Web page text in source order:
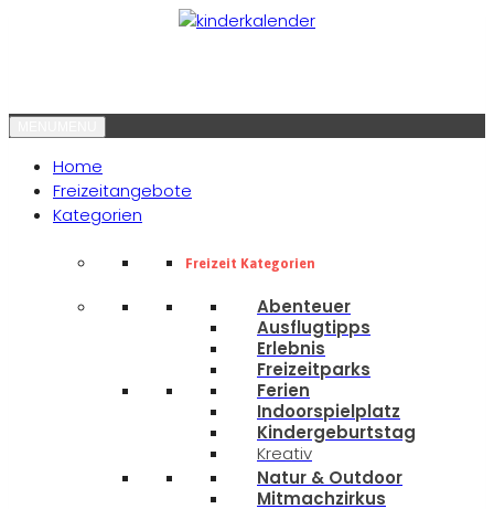
Home
Freizeitangebote
Kategorien
Freizeit Kategorien
Abenteuer
Ausflugtipps
Erlebnis
Freizeitparks
Ferien
Indoorspielplatz
Kindergeburtstag
Kreativ
Natur & Outdoor
Mitmachzirkus